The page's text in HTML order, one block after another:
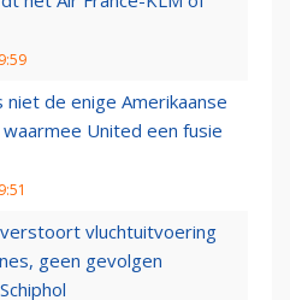
niet de enige Amerikaanse
United een fusie
vluchtuitvoering
geen gevolgen